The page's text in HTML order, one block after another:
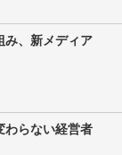
み、新メディア
わらない経営者